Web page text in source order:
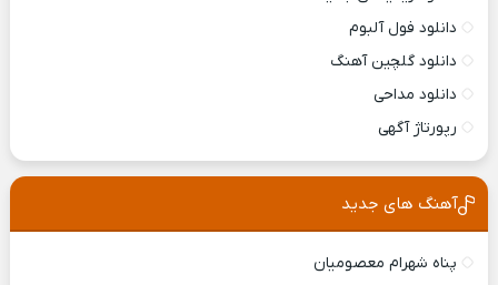
دانلود فول آلبوم
دانلود گلچین آهنگ
دانلود مداحی
رپورتاژ آگهی
آهنگ های جدید
پناه شهرام معصومیان